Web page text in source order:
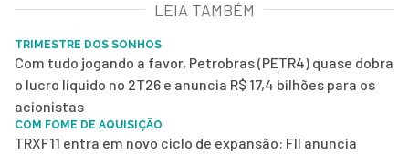
LEIA TAMBÉM
TRIMESTRE DOS SONHOS
Com tudo jogando a favor, Petrobras (PETR4) quase dobra
o lucro líquido no 2T26 e anuncia R$ 17,4 bilhões para os
acionistas
COM FOME DE AQUISIÇÃO
TRXF11 entra em novo ciclo de expansão: FII anuncia